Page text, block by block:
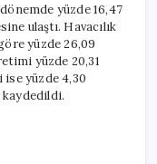
yüzde 16,47
ulaştı. Havacılık
yüzde 26,09
yüzde 20,31
yüzde 4,30